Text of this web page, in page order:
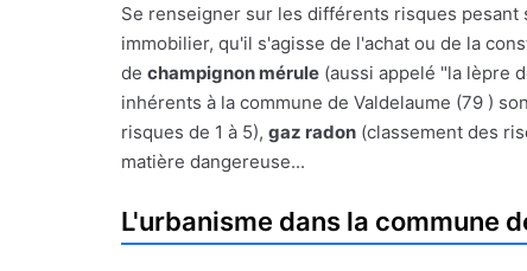
Se renseigner sur les différents risques
immobilier, qu'il s'agisse de l'achat ou de la
de champignon mérule (aussi appelé "la lèpre
inhérents à la commune de Valdelaume (79 )
risques de 1 à 5), gaz radon (classement des
matière dangereuse...
L'urbanisme dans la commune